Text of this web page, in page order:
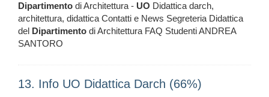
Dipartimento di Architettura - UO Didattica darch,
architettura, didattica Contatti e News Segreteria Didattica
del Dipartimento di Architettura FAQ Studenti ANDREA
SANTORO
13. Info UO Didattica Darch (66%)